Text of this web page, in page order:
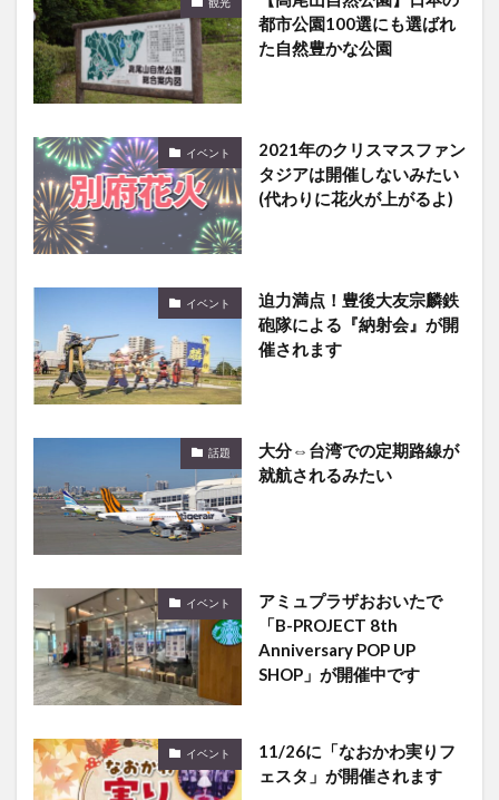
都市公園100選にも選ばれ
た自然豊かな公園
イベント
2021年のクリスマスファン
タジアは開催しないみたい
(代わりに花火が上がるよ)
イベント
迫力満点！豊後大友宗麟鉄
砲隊による『納射会』が開
催されます
話題
大分⇔台湾での定期路線が
就航されるみたい
イベント
アミュプラザおおいたで
「B-PROJECT 8th
Anniversary POP UP
SHOP」が開催中です
イベント
11/26に「なおかわ実りフ
ェスタ」が開催されます